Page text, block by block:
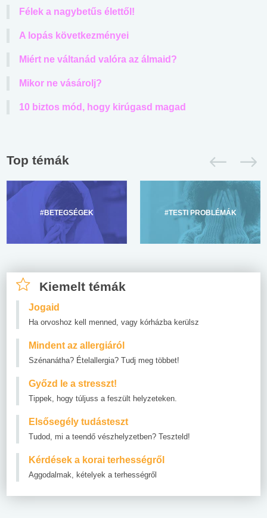
Félek a nagybetűs élettől!
A lopás következményei
Miért ne váltanád valóra az álmaid?
Mikor ne vásárolj?
10 biztos mód, hogy kirúgasd magad
Top témák
#BETEGSÉGEK #TESTI PROBLÉMÁK
Kiemelt témák
Jogaid
Ha orvoshoz kell menned, vagy kórházba kerülsz
Mindent az allergiáról
Szénanátha? Ételallergia? Tudj meg többet!
Győzd le a stresszt!
Tippek, hogy túljuss a feszült helyzeteken.
Elsősegély tudásteszt
Tudod, mi a teendő vészhelyzetben? Teszteld!
Kérdések a korai terhességről
Aggodalmak, kételyek a terhességről